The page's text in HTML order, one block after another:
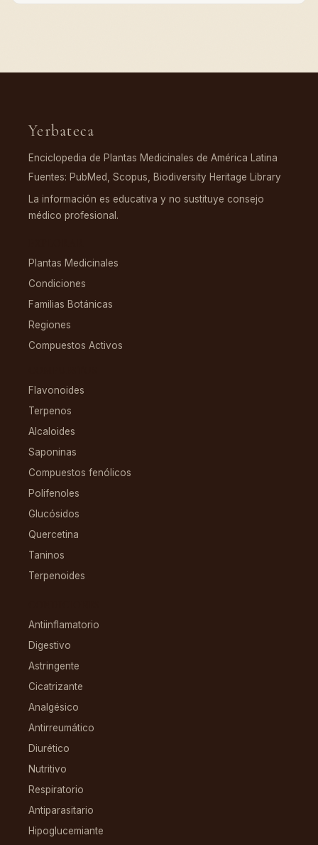
Yerbateca
Enciclopedia de Plantas Medicinales de América Latina
Fuentes: PubMed, Scopus, Biodiversity Heritage Library
La información es educativa y no sustituye consejo
médico profesional.
Plantas Medicinales
Condiciones
Familias Botánicas
Regiones
Compuestos Activos
Flavonoides
Terpenos
Alcaloides
Saponinas
Compuestos fenólicos
Polifenoles
Glucósidos
Quercetina
Taninos
Terpenoides
Antiinflamatorio
Digestivo
Astringente
Cicatrizante
Analgésico
Antirreumático
Diurético
Nutritivo
Respiratorio
Antiparasitario
Hipoglucemiante